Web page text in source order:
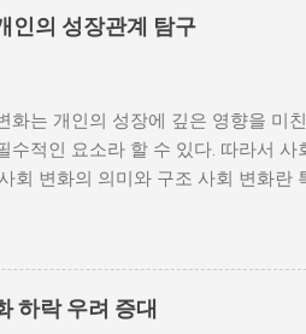
을 시작할 수 있다. 역사적으로도 정
러한 비극적인 상황을 방지하기 위
고통받게 되면, 사회적 불만이 쌓이
화를 야기하며, 이를 통해 정부에 대
며, 사회적 불안이 증대할 경우 시민
든 사람에게 균등하게 제공하면, 내전
갈등은 내전의 불씨가 되기도 한다.
더욱 심각해질 수 있다. 무장세력은
인의 성장관계 탐구
화는 개인의 성장에 깊은 영향을 미
수적인 요소라 할 수 있다. 따라서
회 변화의 의미와 구조 사회 변화란
기술의 발전 등이 독립적으로 또는
식과 생활 방식을 완전히 변화시켰
화는 개인의 성장을 위한 새로운 기
의 협업이 가능해지면서, 개인들은
하락 우려 증대